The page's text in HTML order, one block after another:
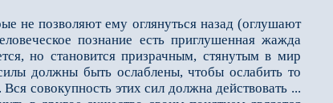
не позволя­ют ему оглянуться назад (оглушают
познание есть приглушенная жажда
но становится призрачным, стянутым в мир
должны быть ослаблены, чтобы ослабить то
совокупность этих сил должна действовать ...